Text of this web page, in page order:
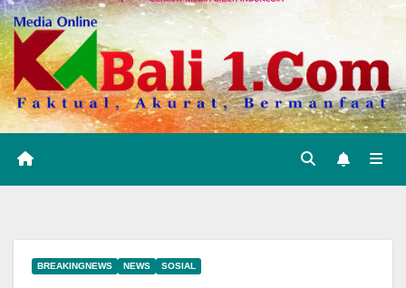
BREAKINGNEWS NEWS SOSIAL